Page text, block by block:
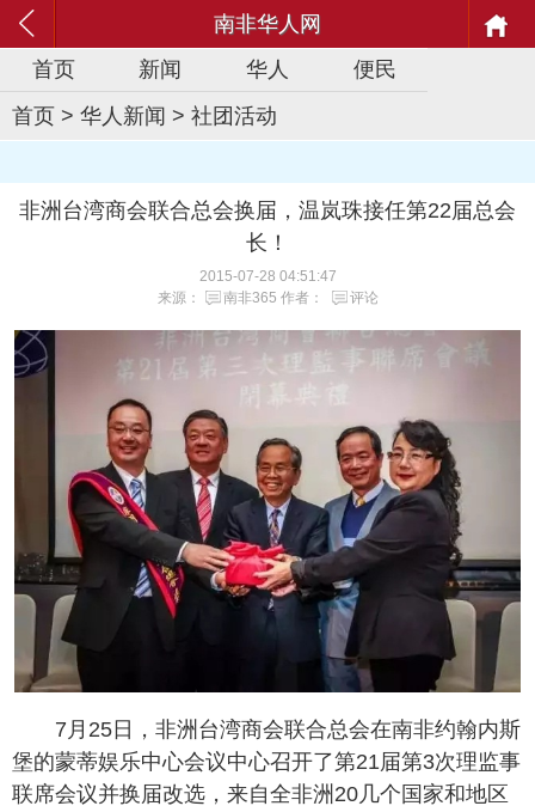
南非华人网
首页
新闻 华人
便民
首页 > 华人新闻 > 社团活动
非洲台湾商会联合总会换届，温岚珠接任第22届总会
长！
2015-07-28 04:51:47
来源：
南非365 作者： 评论
7月25日，非洲台湾商会联合总会在南非约翰内斯
堡的蒙蒂娱乐中心会议中心召开了第21届第3次理监事
联席会议并换届改选，来自全非洲20几个国家和地区